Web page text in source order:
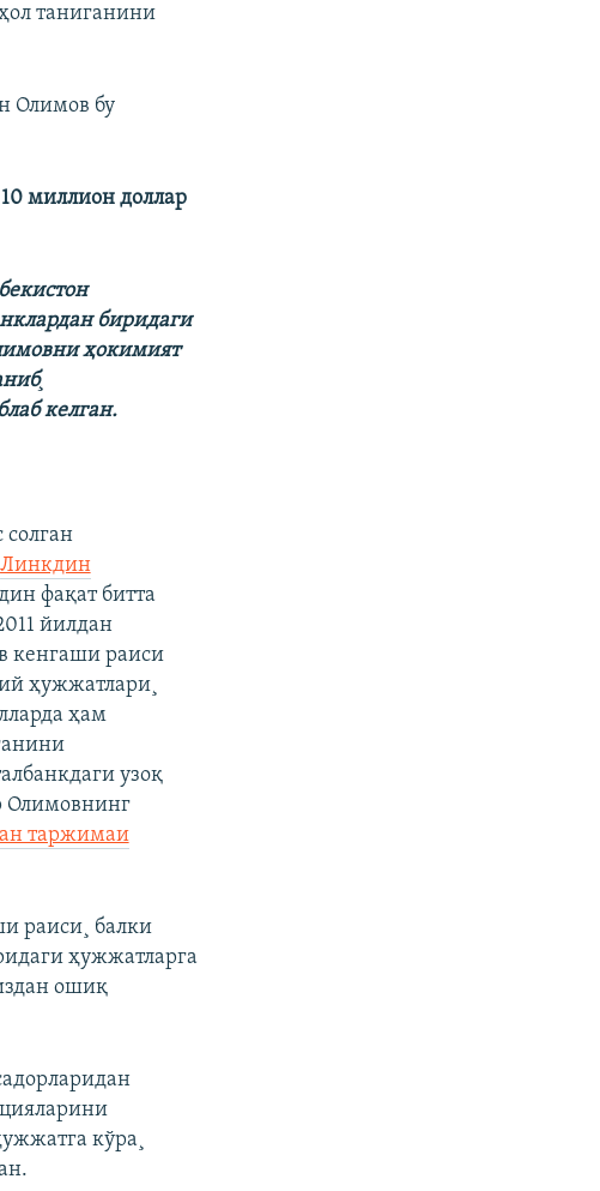
таниганини
Олимов бу
миллион доллар
биридаги
ҳокимият
келган.
Линкдин
фақат битта
йилдан
кенгаши раиси
ҳужжатлари¸
ҳам
узоқ
Олимовнинг
таржимаи
раиси¸ балки
ҳужжатларга
ошиқ
кўра¸